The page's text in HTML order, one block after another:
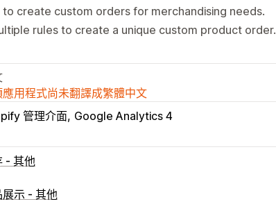
create custom orders for merchandising needs.
rules to create a unique custom product order.
應用程式尚未翻譯成繁體中文
管理介面 Google Analytics 4
- 其他
展示 - 其他